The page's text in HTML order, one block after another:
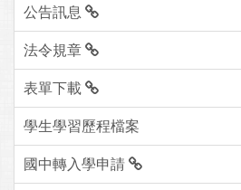
公告訊息
法令規章
表單下載
學生學習歷程檔案
國中轉入學申請